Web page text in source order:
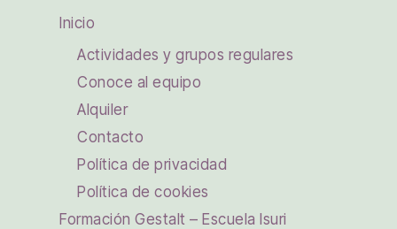
Inicio
Actividades y grupos regulares
Conoce al equipo
Alquiler
Contacto
Política de privacidad
Política de cookies
Formación Gestalt – Escuela Isuri